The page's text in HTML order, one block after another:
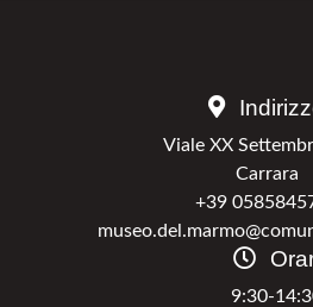
Viale XX
Carrara
+39
9:30-